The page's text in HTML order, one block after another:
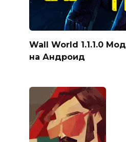
Wall World 1.1.1.0
на Андроид